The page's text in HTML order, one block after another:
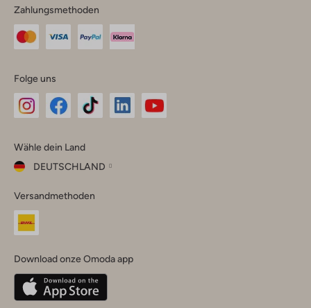
Zahlungsmethoden
Folge uns
Instagram
Facebook
TikTok
Wähle dein Land
DEUTSCHLAND
dein
Land
Belgique(Français)
Deutschland
Versandmethoden
Download onze Omoda app